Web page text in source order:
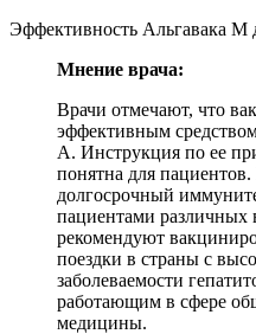
Эффективность Альгавака М
Мнение врача:
Врачи отмечают, что
эффективным
A. Инструкция по ее
понятна для
долгосрочный
пациентами различных
рекомендуют
поездки в страны с
заболеваемости
работающим в сфере
медицины.